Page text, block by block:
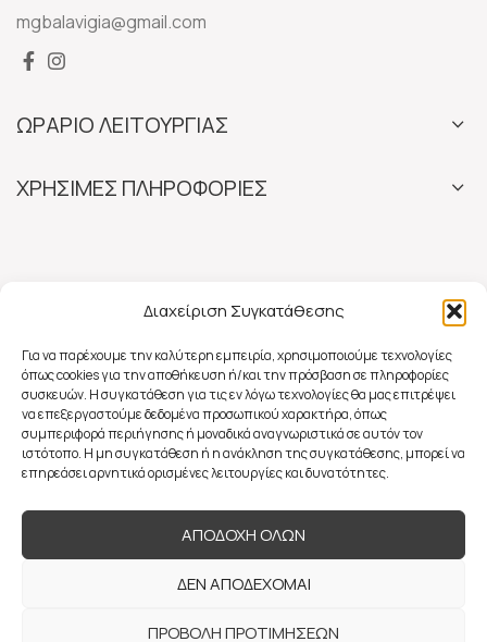
Διαχείριση Συγκατάθεσης
Για να παρέχουμε την καλύτερη εμπειρία, χρησιμοποιούμε τεχνολογίες
όπως cookies για την αποθήκευση ή/και την πρόσβαση σε πληροφορίες
συσκευών. Η συγκατάθεση για τις εν λόγω τεχνολογίες θα μας επιτρέψει
να επεξεργαστούμε δεδομένα προσωπικού χαρακτήρα, όπως
συμπεριφορά περιήγησης ή μοναδικά αναγνωριστικά σε αυτόν τον
ιστότοπο. Η μη συγκατάθεση ή η ανάκληση της συγκατάθεσης, μπορεί να
επηρεάσει αρνητικά ορισμένες λειτουργίες και δυνατότητες.
ΑΠΟΔΟΧΗ ΟΛΩΝ
ΔΕΝ ΑΠΟΔΕΧΟΜΑΙ
ΠΡΟΒΟΛΗ ΠΡΟΤΙΜΗΣΕΩΝ
mgbalavigia@gmail.com
ΩΡΑΡΙΟ ΛΕΙΤΟΥΡΓΙΑΣ
ΧΡΗΣΙΜΕΣ ΠΛΗΡΟΦΟΡΙΕΣ